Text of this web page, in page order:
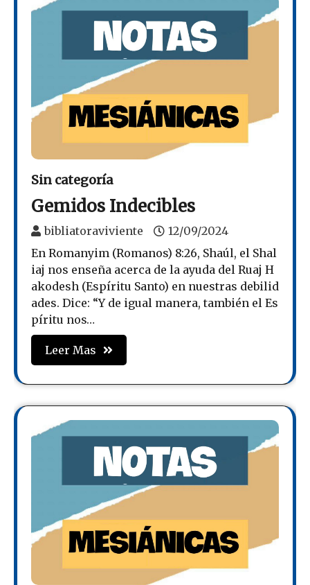
Sin categoría
Gemidos Indecibles
bibliatoraviviente
12/09/2024
En Romanyim (Romanos) 8:26, Shaúl, el Shal
iaj nos enseña acerca de la ayuda del Ruaj H
akodesh (Espíritu Santo) en nuestras debilid
ades. Dice: “Y de igual manera, también el Es
píritu nos…
Leer Mas